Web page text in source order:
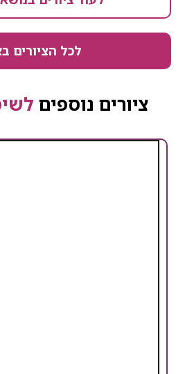
לכל הציורים
ציורים נוספים